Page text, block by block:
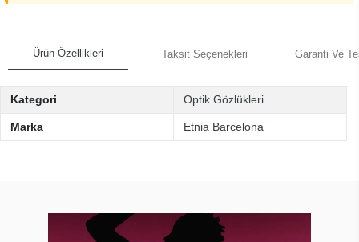
Ürün Özellikleri Taksit Seçenekleri Garanti Ve
Kategori Optik Gözlükleri
Marka Etnia Barcelona